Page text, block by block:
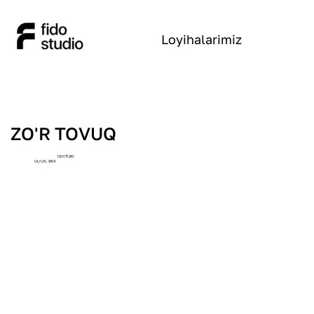
Loyihalarimiz
ISH TURI
UI/UX, WIX
ZO'R TOVUQ